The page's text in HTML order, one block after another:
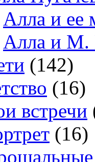
Алла и ее
Алла и М.
(142)
(16)
встречи
(16)